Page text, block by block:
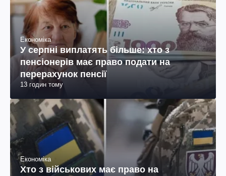
Економіка
У серпні виплатять більше: хто з
пенсіонерів має право подати на
перерахунок пенсії
13 годин тому
Економіка
Хто з військових має право на